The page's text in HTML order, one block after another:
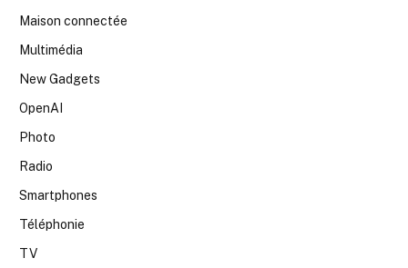
Maison connectée
Multimédia
New Gadgets
OpenAI
Photo
Radio
Smartphones
Téléphonie
TV